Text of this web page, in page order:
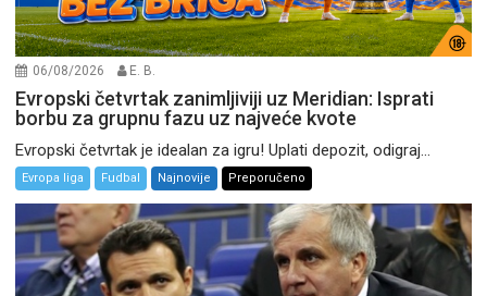
06/08/2026 E. B.
Evropski četvrtak zanimljiviji uz Meridian: Isprati
borbu za grupnu fazu uz najveće kvote
Evropski četvrtak je idealan za igru! Uplati depozit, odigraj...
Evropa liga Fudbal Najnovije Preporučeno